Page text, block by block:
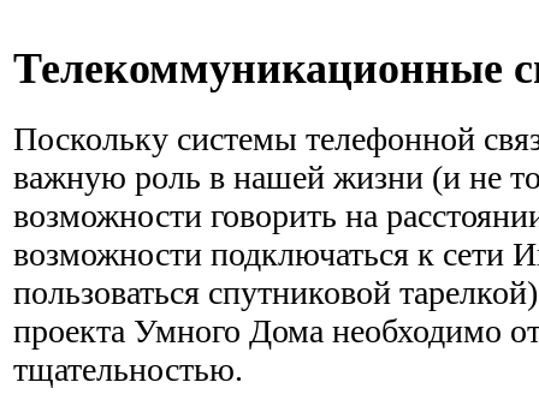
Телекоммуникационные
Поскольку системы телефонной
важную роль в нашей жизни (и не
возможности говорить на
возможности подключаться к сети
пользоваться спутниковой
проекта Умного Дома необходимо
тщательностью.